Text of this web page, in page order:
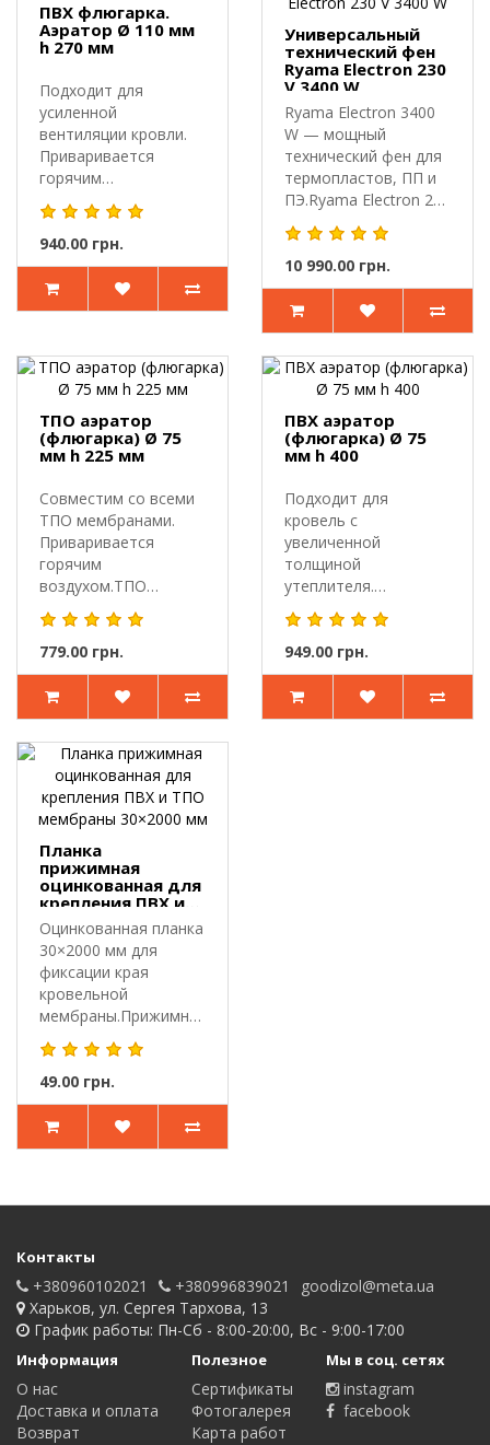
ПВХ флюгарка.
Аэратор Ø 110 мм
h 270 мм
Подходит для
усиленной
вентиляции кровли.
Приваривается
горячим
воздухом.ПВХ
аэратор (флюгарка) Ø
11..
940.00 грн.
Универсальный
технический фен
Ryama Electron 230
V 3400 W
Ryama Electron 3400
W — мощный
технический фен для
термопластов, ПП и
ПЭ.Ryama Electron 230
V 3400 W..
10 990.00 грн.
ТПО аэратор
(флюгарка) Ø 75
мм h 225 мм
Совместим со всеми
ТПО мембранами.
Приваривается
горячим
воздухом.ТПО
аэратор (флюгарка) Ø
75 мм h 2..
779.00 грн.
ПВХ аэратор
(флюгарка) Ø 75
мм h 400
Подходит для
кровель с
увеличенной
толщиной
утеплителя.
Приваривается
горячим
воздухом.ПВХ
аэратор (..
949.00 грн.
Планка
прижимная
оцинкованная для
крепления ПВХ и
ТПО мембраны
30×2000 мм
Оцинкованная планка
30×2000 мм для
фиксации края
кровельной
мембраны.Прижимная
оцинкованная планка
и..
49.00 грн.
Контакты
+380960102021 +380996839021
goodizol@meta.ua
Харьков, ул. Сергея Тархова, 13
График работы: Пн-Сб - 8:00-20:00, Вс - 9:00-17:00
Информация
О нас
Доставка и оплата
Возврат
Полезное
Сертификаты
Фотогалерея
Карта работ
Мы в соц. сетях
instagram
facebook